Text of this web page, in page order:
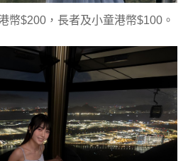
幣$200，長者及小童港幣$100。